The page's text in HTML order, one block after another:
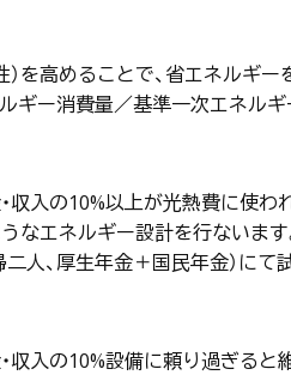
）を高めることで、省エネルギ
ギー消費量／基準一次エネルギ
収入の10%以上が光熱費に使わ
なエネルギー設計を行ないます
人、厚生年金＋国民年金）にて
収入の10%設備に頼り過ぎる